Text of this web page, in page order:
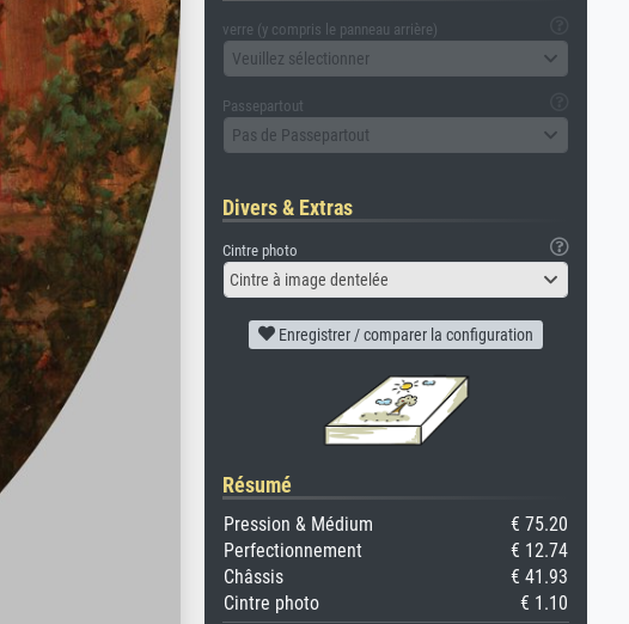
verre (y compris le panneau arrière)
Veuillez sélectionner
Passepartout
Pas de Passepartout
Divers & Extras
Cintre photo
Cintre à image dentelée
Enregistrer / comparer la configuration
Résumé
Pression & Médium
€ 75.20
Perfectionnement
€ 12.74
Châssis
€ 41.93
Cintre photo
€ 1.10